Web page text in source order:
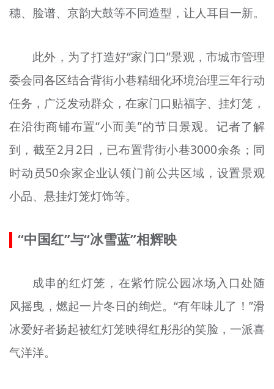
穗、脸谱、京韵大鼓等不同造型，让人耳目一新。
此外，为了打造好“家门口”景观，市城市管理
委会同各区结合背街小巷精细化环境治理三年行动
任务，广泛发动群众，在家门口贴福字、挂灯笼，
在沿街商铺布置“小而美”的节日景观。记者了解
到，截至2月2日，已布置背街小巷3000余条；同
时动员50余家企业认领门前公共区域，设置景观
小品、悬挂灯笼灯饰等。
“中国红”与“冰雪蓝”相辉映
成串的红灯笼，在紫竹院公园冰场入口处随
风摇曳，燃起一片冬日的绚烂。“有年味儿了！”滑
冰爱好者扬起被红灯笼映得红彤彤的笑脸，一派喜
气洋洋。